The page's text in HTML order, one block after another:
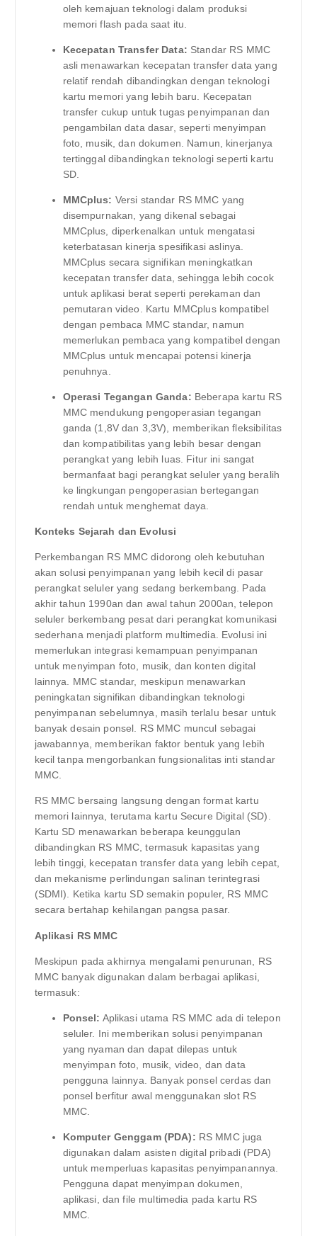
oleh kemajuan teknologi dalam produksi
memori flash pada saat itu.
Kecepatan Transfer Data: Standar RS MMC
asli menawarkan kecepatan transfer data yang
relatif rendah dibandingkan dengan teknologi
kartu memori yang lebih baru. Kecepatan
transfer cukup untuk tugas penyimpanan dan
pengambilan data dasar, seperti menyimpan
foto, musik, dan dokumen. Namun, kinerjanya
tertinggal dibandingkan teknologi seperti kartu
SD.
MMCplus: Versi standar RS MMC yang
disempurnakan, yang dikenal sebagai
MMCplus, diperkenalkan untuk mengatasi
keterbatasan kinerja spesifikasi aslinya.
MMCplus secara signifikan meningkatkan
kecepatan transfer data, sehingga lebih cocok
untuk aplikasi berat seperti perekaman dan
pemutaran video. Kartu MMCplus kompatibel
dengan pembaca MMC standar, namun
memerlukan pembaca yang kompatibel dengan
MMCplus untuk mencapai potensi kinerja
penuhnya.
Operasi Tegangan Ganda: Beberapa kartu RS
MMC mendukung pengoperasian tegangan
ganda (1,8V dan 3,3V), memberikan fleksibilitas
dan kompatibilitas yang lebih besar dengan
perangkat yang lebih luas. Fitur ini sangat
bermanfaat bagi perangkat seluler yang beralih
ke lingkungan pengoperasian bertegangan
rendah untuk menghemat daya.
Konteks Sejarah dan Evolusi
Perkembangan RS MMC didorong oleh kebutuhan
akan solusi penyimpanan yang lebih kecil di pasar
perangkat seluler yang sedang berkembang. Pada
akhir tahun 1990an dan awal tahun 2000an, telepon
seluler berkembang pesat dari perangkat komunikasi
sederhana menjadi platform multimedia. Evolusi ini
memerlukan integrasi kemampuan penyimpanan
untuk menyimpan foto, musik, dan konten digital
lainnya. MMC standar, meskipun menawarkan
peningkatan signifikan dibandingkan teknologi
penyimpanan sebelumnya, masih terlalu besar untuk
banyak desain ponsel. RS MMC muncul sebagai
jawabannya, memberikan faktor bentuk yang lebih
kecil tanpa mengorbankan fungsionalitas inti standar
MMC.
RS MMC bersaing langsung dengan format kartu
memori lainnya, terutama kartu Secure Digital (SD).
Kartu SD menawarkan beberapa keunggulan
dibandingkan RS MMC, termasuk kapasitas yang
lebih tinggi, kecepatan transfer data yang lebih cepat,
dan mekanisme perlindungan salinan terintegrasi
(SDMI). Ketika kartu SD semakin populer, RS MMC
secara bertahap kehilangan pangsa pasar.
Aplikasi RS MMC
Meskipun pada akhirnya mengalami penurunan, RS
MMC banyak digunakan dalam berbagai aplikasi,
termasuk:
Ponsel: Aplikasi utama RS MMC ada di telepon
seluler. Ini memberikan solusi penyimpanan
yang nyaman dan dapat dilepas untuk
menyimpan foto, musik, video, dan data
pengguna lainnya. Banyak ponsel cerdas dan
ponsel berfitur awal menggunakan slot RS
MMC.
Komputer Genggam (PDA): RS MMC juga
digunakan dalam asisten digital pribadi (PDA)
untuk memperluas kapasitas penyimpanannya.
Pengguna dapat menyimpan dokumen,
aplikasi, dan file multimedia pada kartu RS
MMC.